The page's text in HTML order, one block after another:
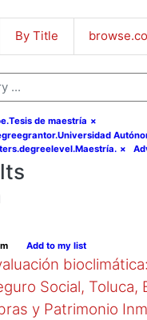
By Title
de maestría ×
×
Add to my list
Social,
y Patrimonio